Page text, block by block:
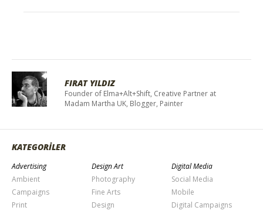
FIRAT YILDIZ
Founder of Elma+Alt+Shift, Creative Partner at
Madam Martha UK, Blogger, Painter
KATEGORİLER
Advertising
Ambient
Campaigns
Print
Design Art
Photography
Fine Arts
Design
Digital Media
Social Media
Mobile
Digital Campaigns